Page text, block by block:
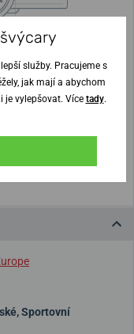
,Sportovní
služby. Pracujeme s
jak mají a abychom
je vylepšovat. Více tady.